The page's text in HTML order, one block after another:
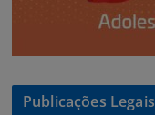
Publicações Legais